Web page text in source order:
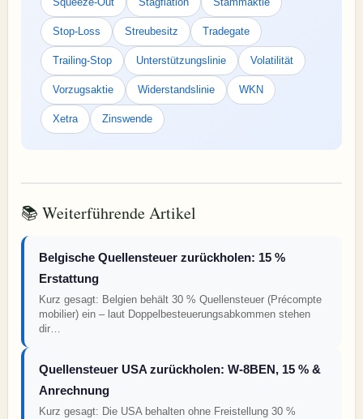
Stop-Loss Streubesitz Tradegate
Trailing-Stop Unterstützungslinie Volatilität
Vorzugsaktie Widerstandslinie WKN
Xetra Zinswende
📚 Weiterführende Artikel
Belgische Quellensteuer zurückholen: 15 %
Erstattung
Kurz gesagt: Belgien behält 30 % Quellensteuer (Précompte
mobilier) ein – laut Doppelbesteuerungsabkommen stehen
dir…
Quellensteuer USA zurückholen: W-8BEN, 15 % &
Anrechnung
Kurz gesagt: Die USA behalten ohne Freistellung 30 %